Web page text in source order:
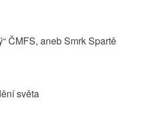
ČMFS, aneb Smrk Spartě
světa